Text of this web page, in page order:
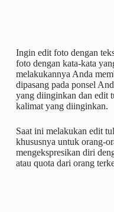
Ingin edit foto dengan
foto dengan kata-kata
melakukannya Anda
dipasang pada ponsel
yang diinginkan dan edit
kalimat yang diinginkan.
Saat ini melakukan edit
khususnya untuk orang-
mengekspresikan diri
atau quota dari orang